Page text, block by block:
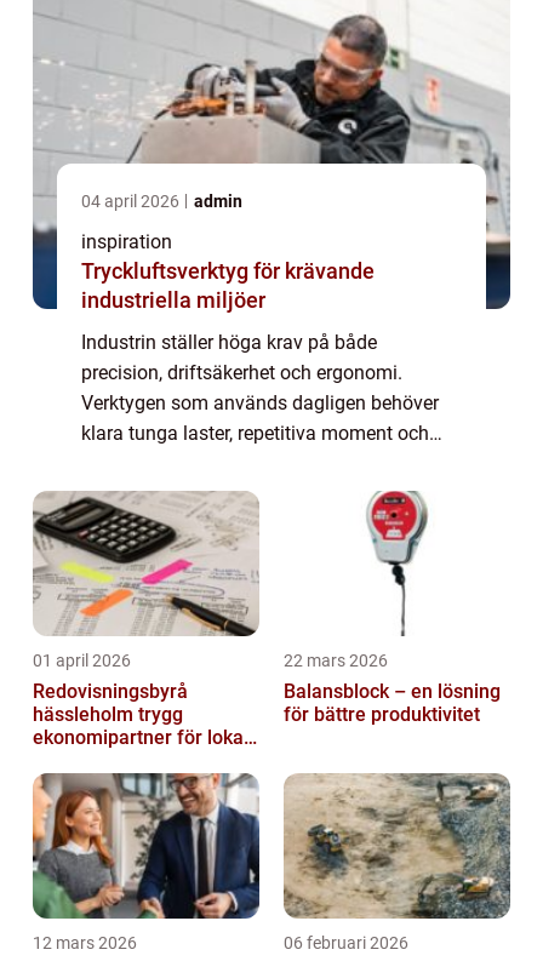
04 april 2026 admin
inspiration
Tryckluftsverktyg för krävande
industriella miljöer
Industrin ställer höga krav på både
precision, driftsäkerhet och ergonomi.
Verktygen som används dagligen behöver
klara tunga laster, repetitiva moment och
tryckluft...
01 april 2026
Redovisningsbyrå
hässleholm trygg
ekonomipartner för lokala
22 mars 2026
Balansblock – en lösning
för bättre produktivitet
12 mars 2026 06 februari 2026